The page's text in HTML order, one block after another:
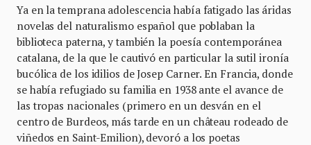
Ya en la temprana adolescencia había fatigado las áridas
novelas del naturalismo español que poblaban la
biblioteca paterna, y también la poesía contemporánea
catalana, de la que le cautivó en particular la sutil ironía
bucólica de los idilios de Josep Carner. En Francia, donde
se había refugiado su familia en 1938 ante el avance de
las tropas nacionales (primero en un desván en el
centro de Burdeos, más tarde en un château rodeado de
viñedos en Saint-Emilion), devoró a los poetas